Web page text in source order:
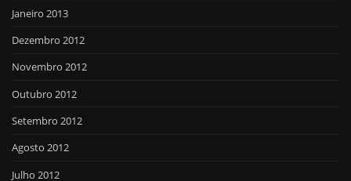
Janeiro 2013
Dezembro 2012
Novembro 2012
Outubro 2012
Setembro 2012
Agosto 2012
Julho 2012